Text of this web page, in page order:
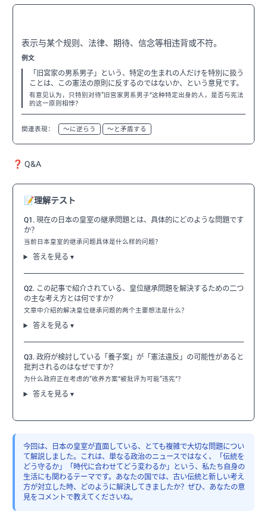
表示与某个规则、法律、期待、信念等相违背或不符。
例文
「旧宮家の男系男子」という、特定の生まれの人だけを特別に扱う
ことは、この憲法の原則に反するのではないか、という意見です。
有意见认为，只特别对待“旧宫家男系男子”这种特定出身的人，是否与宪法
的这一原则相悖？
関連表現： 〜に逆らう 〜と矛盾する
❓ Q&A
📝理解テスト
Q1. 現在の日本の皇室の継承問題とは、具体的にどのような問題です
か？
当前日本皇室的继承问题具体是什么样的问题？
答えを見る ▾
Q2. この記事で紹介されている、皇位継承問題を解決するための二つ
の主な考え方とは何ですか？
文章中介绍的解决皇位继承问题的两个主要想法是什么？
答えを見る ▾
Q3. 政府が検討している「養子案」が「憲法違反」の可能性があると
批判されるのはなぜですか？
为什么政府正在考虑的“收养方案”被批评为可能“违宪”？
答えを見る ▾
今回は、日本の皇室が直面している、とても複雑で大切な問題につい
て解説しました。これは、単なる政治のニュースではなく、「伝統を
どう守るか」「時代に合わせてどう変わるか」という、私たち自身の
生活にも関わるテーマです。あなたの国では、古い伝統と新しい考え
方が対立した時、どのように解決してきましたか？ぜひ、あなたの意
見をコメントで教えてくださいね。